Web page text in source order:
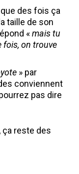
des fois ça
taille de son
«mais tu
fois, on trouve
» par
conviennent
pas dire
ça reste des